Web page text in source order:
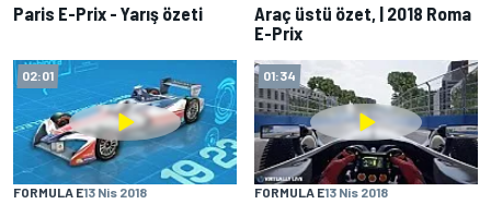
Paris E-Prix - Yarış özeti
Araç üstü özet, | 2018 Roma
E-Prix
02:01
FORMULA E13 Nis 2018
01:34
FORMULA E13 Nis 2018